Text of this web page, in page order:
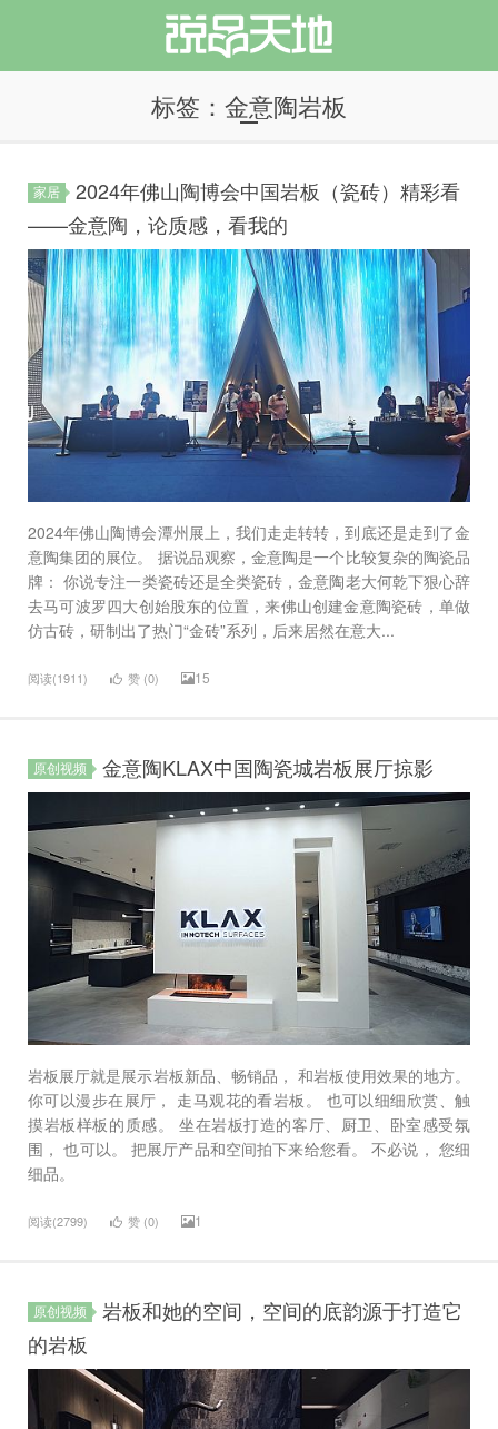
说品天地
标签：金意陶岩板
家居
2024年佛山陶博会中国岩板（瓷砖）精彩看
——金意陶，论质感，看我的
2024年佛山陶博会潭州展上，我们走走转转，到底还是走到了金
意陶集团的展位。 据说品观察，金意陶是一个比较复杂的陶瓷品
牌： 你说专注一类瓷砖还是全类瓷砖，金意陶老大何乾下狠心辞
去马可波罗四大创始股东的位置，来佛山创建金意陶瓷砖，单做
仿古砖，研制出了热门“金砖”系列，后来居然在意大...
阅读(1911) 赞 (0) 15
原创视频 金意陶KLAX中国陶瓷城岩板展厅掠影
岩板展厅就是展示岩板新品、畅销品， 和岩板使用效果的地方。
你可以漫步在展厅， 走马观花的看岩板。 也可以细细欣赏、触
摸岩板样板的质感。 坐在岩板打造的客厅、厨卫、卧室感受氛
围， 也可以。 把展厅产品和空间拍下来给您看。 不必说， 您细
细品。
阅读(2799) 赞 (0) 1
原创视频
岩板和她的空间，空间的底韵源于打造它
的岩板